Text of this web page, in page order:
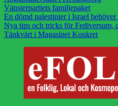
Vänsterpartiets familjepaket
En dömd palestinier i Israel
Nya tips och tricks för Fediversum,
Tänkvärt i Magasinet Konkret